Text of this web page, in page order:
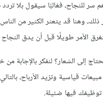
للنجاح، فغالبًا سيقول بلا
ذلك، وهنا قد يتعثر الكثير من
الأمر طويلًا قبل أن يدق النجاح
إلى الشعار؟ لنفكر بالإجابة
قياسية وتزيد الأرباح،
توظيفك فيها ضئيلة.